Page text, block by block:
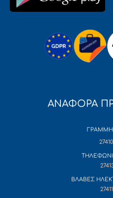
ΑΝΑΦΟΡΑ
ΒΛΑΒΕΣ